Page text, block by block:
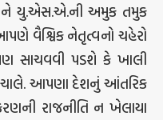
યુ.એસ.એ.ની અમુક તમુક
વૈશ્વિક નેતૃત્વનો ચહેરો
સાચવવી પડશે કે ખાલી
ચાલે. આપણા દેશનું આંતરિક
રાજનીતિ ન ખેલાયા